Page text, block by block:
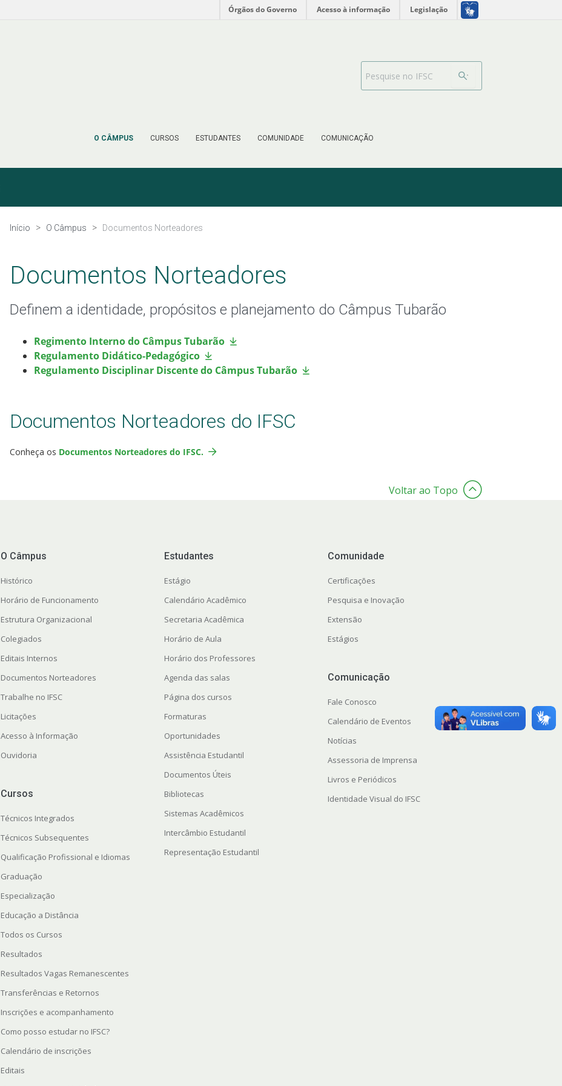
Órgãos do Governo Acesso à informação Legislação
O CÂMPUS CURSOS ESTUDANTES COMUNIDADE COMUNICAÇÃO
Barra de busca
Início O Câmpus Documentos Norteadores
Documentos Norteadores
Definem a identidade, propósitos e planejamento do Câmpus Tubarão
Regimento Interno do Câmpus Tubarão
Regulamento Didático-Pedagógico
Regulamento Disciplinar Discente do Câmpus Tubarão
Documentos Norteadores do IFSC
Conheça os Documentos Norteadores do IFSC.
Voltar ao Topo
O Câmpus
Histórico
Horário de Funcionamento
Estrutura Organizacional
Colegiados
Editais Internos
Documentos Norteadores
Trabalhe no IFSC
Licitações
Acesso à Informação
Ouvidoria
Cursos
Técnicos Integrados
Técnicos Subsequentes
Qualificação Profissional e Idiomas
Graduação
Especialização
Educação a Distância
Todos os Cursos
Resultados
Resultados Vagas Remanescentes
Transferências e Retornos
Inscrições e acompanhamento
Como posso estudar no IFSC?
Calendário de inscrições
Editais
Estudantes
Estágio
Calendário Acadêmico
Secretaria Acadêmica
Horário de Aula
Horário dos Professores
Agenda das salas
Página dos cursos
Formaturas
Oportunidades
Assistência Estudantil
Documentos Úteis
Bibliotecas
Sistemas Acadêmicos
Intercâmbio Estudantil
Representação Estudantil
Comunidade
Certificações
Pesquisa e Inovação
Extensão
Estágios
Comunicação
Fale Conosco
Calendário de Eventos
Notícias
Assessoria de Imprensa
Livros e Periódicos
Identidade Visual do IFSC